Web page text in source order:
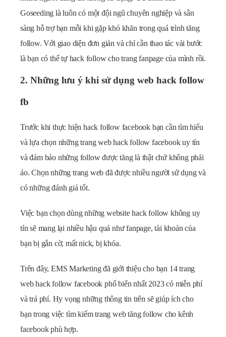
Goseeding là luôn có một đội ngũ chuyên nghiệp và sẵn
sàng hỗ trợ bạn mỗi khi gặp khó khăn trong quá trình tăng
follow. Với giao diện đơn giản và chỉ cần thao tác vài bước
là bạn có thể tự hack follow cho trang fanpage của mình rồi.
2. Những lưu ý khi sử dụng web hack follow
fb
Trước khi thực hiện hack follow facebook bạn cần tìm hiểu
và lựa chọn những trang web hack follow facebook uy tín
và đảm bảo những follow được tăng là thật chứ không phải
ảo. Chọn những trang web đã được nhiều người sử dụng và
có những đánh giá tốt.
Việc bạn chọn dùng những website hack follow không uy
tín sẽ mang lại nhiều hậu quả như fanpage, tài khoản của
bạn bị gắn cờ, mất nick, bị khóa.
Trên đây, EMS Marketing đã giới thiệu cho bạn 14 trang
web hack follow facebook phổ biến nhất 2023 có miễn phí
và trả phí. Hy vọng những thông tin trên sẽ giúp ích cho
bạn trong việc tìm kiếm trang web tăng follow cho kênh
facebook phù hợp.